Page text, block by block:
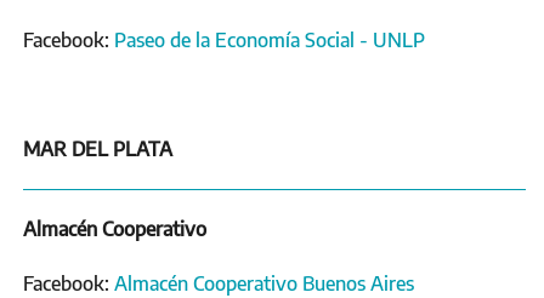
Facebook: Paseo de la Economía Social - UNLP
MAR DEL PLATA
Almacén Cooperativo
Facebook: Almacén Cooperativo Buenos Aires